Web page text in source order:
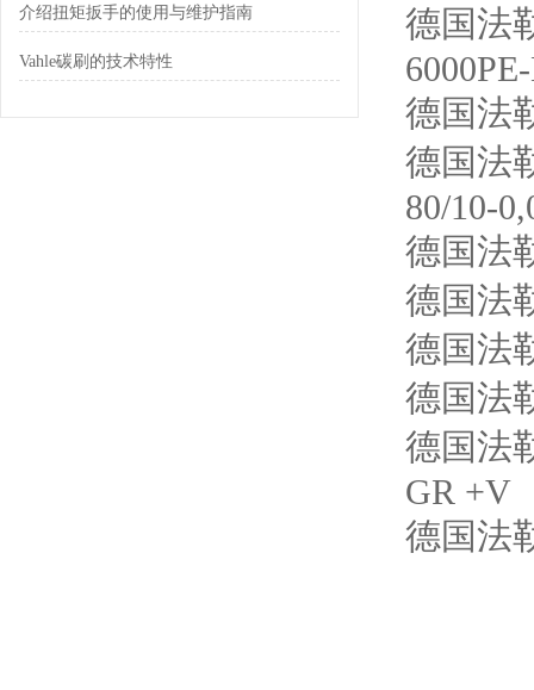
介绍扭矩扳手的使用与维护指南
Vahle碳刷的技术特性
德国法
德国法
德国法
80/10-
德国法
德国法
德国法
德国法
德国法
GR +V
德国法